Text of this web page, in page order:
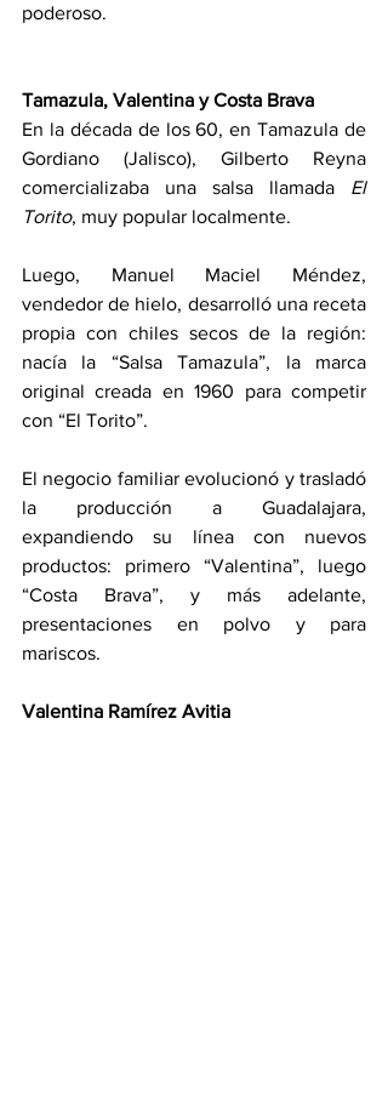
poderoso.
Tamazula, Valentina y Costa Brava
En la década de los 60, en Tamazula de
Gordiano (Jalisco), Gilberto Reyna
comercializaba una salsa llamada El
Torito, muy popular localmente.
Luego, Manuel Maciel Méndez,
vendedor de hielo, desarrolló una receta
propia con chiles secos de la región:
nacía la “Salsa Tamazula”, la marca
original creada en 1960 para competir
con “El Torito”.
El negocio familiar evolucionó y trasladó
la producción a Guadalajara,
expandiendo su línea con nuevos
productos: primero “Valentina”, luego
“Costa Brava”, y más adelante,
presentaciones en polvo y para
mariscos.
Valentina Ramírez Avitia